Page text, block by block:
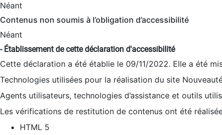
Néant
Contenus non soumis à l’obligation d’accessibilité
Néant
- Établissement de cette déclaration d'accessibilité
Cette déclaration a été établie le 09/11/2022. Elle a été
Technologies utilisées pour la réalisation du site
Agents utilisateurs, technologies d’assistance et outils
Les vérifications de restitution de contenus ont été
HTML 5